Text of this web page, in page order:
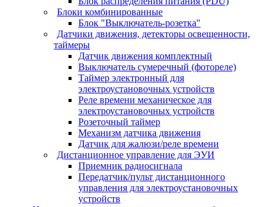
Блоки комбинированные
Блок "Выключатель-розетка"
Датчики движения, детекторы освещенности,
таймеры
Датчик движения комплектный
Выключатель сумеречный (фотореле)
Таймер электронный для
электроустановочных устройств
Реле времени механическое для
электроустановочных устройств
Розеточный таймер
Механизм датчика движения
Датчик для жалюзи/реле времени
Дистанционное управление для ЭУИ
Приемник радиосигнала
Передатчик/пульт дистанционного
управления для электроустановочных
устройств